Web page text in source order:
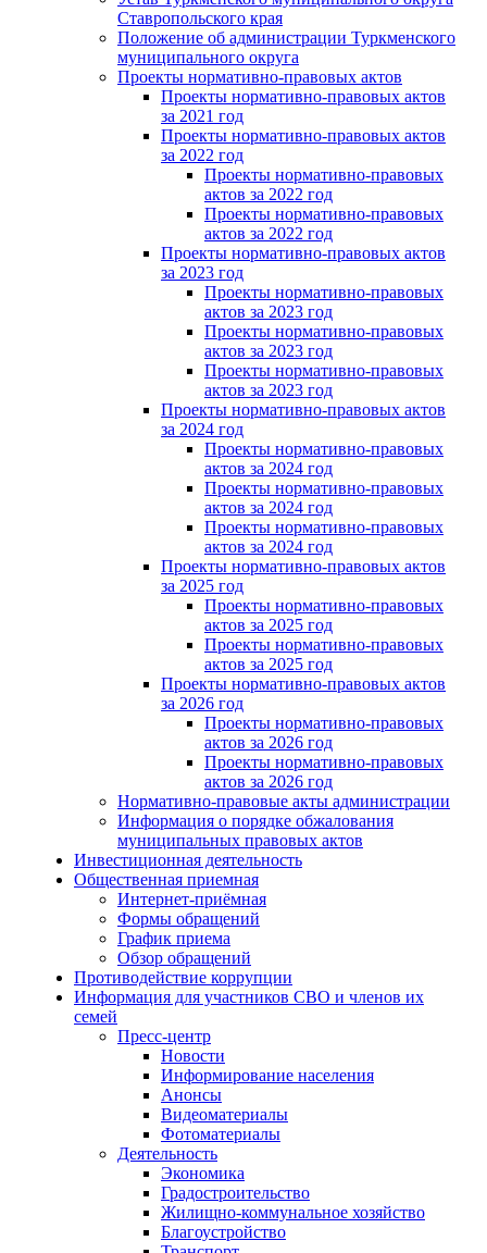
Ставропольского края
Положение об администрации Туркменского
муниципального округа
Проекты нормативно-правовых актов
Проекты нормативно-правовых актов
за 2021 год
Проекты нормативно-правовых актов
за 2022 год
Проекты нормативно-правовых
актов за 2022 год
Проекты нормативно-правовых
актов за 2022 год
Проекты нормативно-правовых актов
за 2023 год
Проекты нормативно-правовых
актов за 2023 год
Проекты нормативно-правовых
актов за 2023 год
Проекты нормативно-правовых
актов за 2023 год
Проекты нормативно-правовых актов
за 2024 год
Проекты нормативно-правовых
актов за 2024 год
Проекты нормативно-правовых
актов за 2024 год
Проекты нормативно-правовых
актов за 2024 год
Проекты нормативно-правовых актов
за 2025 год
Проекты нормативно-правовых
актов за 2025 год
Проекты нормативно-правовых
актов за 2025 год
Проекты нормативно-правовых актов
за 2026 год
Проекты нормативно-правовых
актов за 2026 год
Проекты нормативно-правовых
актов за 2026 год
Нормативно-правовые акты администрации
Информация о порядке обжалования
муниципальных правовых актов
Инвестиционная деятельность
Общественная приемная
Интернет-приёмная
Формы обращений
График приема
Обзор обращений
Противодействие коррупции
Информация для участников СВО и членов их
семей
Пресс-центр
Новости
Информирование населения
Анонсы
Видеоматериалы
Фотоматериалы
Деятельность
Экономика
Градостроительство
Жилищно-коммунальное хозяйство
Благоустройство